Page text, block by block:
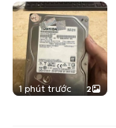
1 phút trước 2